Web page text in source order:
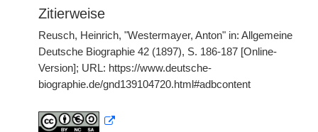
Zitierweise
Reusch, Heinrich, "Westermayer, Anton" in: Allgemeine
Deutsche Biographie 42 (1897), S. 186-187 [Online-
Version]; URL: https://www.deutsche-
biographie.de/gnd139104720.html#adbcontent